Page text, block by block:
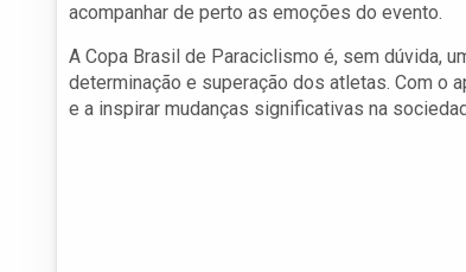
acompanhar de perto as emoções do evento.
A Copa Brasil de Paraciclismo é, sem dúvida,
determinação e superação dos atletas. Com o
e a inspirar mudanças significativas na